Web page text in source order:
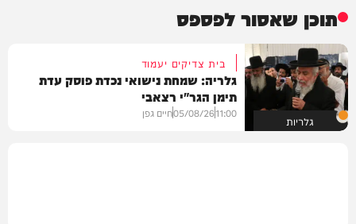
תוכן שאסור לפספס
גלריות
בית צדיקים יעמוד
גלריה: שמחת נישואי נכדת פוסק עדת
תימן הגר"י רצאבי
11:00
05/08/26חיים גפן